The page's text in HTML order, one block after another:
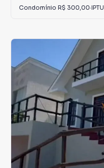
Condomínio R$ 300,00·IPTU